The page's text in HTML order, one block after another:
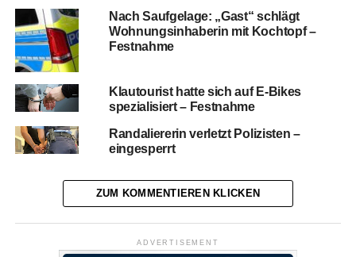
Nach Saufgelage: „Gast“ schlägt
Wohnungsinhaberin mit Kochtopf –
Festnahme
Klautourist hatte sich auf E-Bikes
spezialisiert – Festnahme
Randaliererin verletzt Polizisten –
eingesperrt
ZUM KOMMENTIEREN KLICKEN
ADVERTISEMENT